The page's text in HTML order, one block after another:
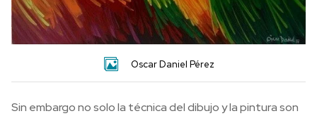
Oscar Daniel Pérez
Sin embargo no solo la técnica del dibujo y la pintura son